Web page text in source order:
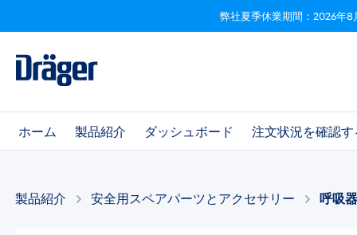
Skip to B2B platform navigation
弊社夏季休業期間：2026年8
ホーム 製品紹介 ダッシュボード 注文状況を確認す
製品紹介 安全用スペアパーツとアクセサリー​ 呼吸